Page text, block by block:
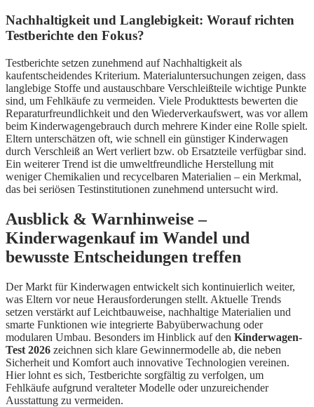
Nachhaltigkeit und Langlebigkeit: Worauf richten
Testberichte den Fokus?
Testberichte setzen zunehmend auf Nachhaltigkeit als
kaufentscheidendes Kriterium. Materialuntersuchungen zeigen, dass
langlebige Stoffe und austauschbare Verschleißteile wichtige Punkte
sind, um Fehlkäufe zu vermeiden. Viele Produkttests bewerten die
Reparaturfreundlichkeit und den Wiederverkaufswert, was vor allem
beim Kinderwagengebrauch durch mehrere Kinder eine Rolle spielt.
Eltern unterschätzen oft, wie schnell ein günstiger Kinderwagen
durch Verschleiß an Wert verliert bzw. ob Ersatzteile verfügbar sind.
Ein weiterer Trend ist die umweltfreundliche Herstellung mit
weniger Chemikalien und recycelbaren Materialien – ein Merkmal,
das bei seriösen Testinstitutionen zunehmend untersucht wird.
Ausblick & Warnhinweise –
Kinderwagenkauf im Wandel und
bewusste Entscheidungen treffen
Der Markt für Kinderwagen entwickelt sich kontinuierlich weiter,
was Eltern vor neue Herausforderungen stellt. Aktuelle Trends
setzen verstärkt auf Leichtbauweise, nachhaltige Materialien und
smarte Funktionen wie integrierte Babyüberwachung oder
modularen Umbau. Besonders im Hinblick auf den Kinderwagen-
Test 2026 zeichnen sich klare Gewinnermodelle ab, die neben
Sicherheit und Komfort auch innovative Technologien vereinen.
Hier lohnt es sich, Testberichte sorgfältig zu verfolgen, um
Fehlkäufe aufgrund veralteter Modelle oder unzureichender
Ausstattung zu vermeiden.